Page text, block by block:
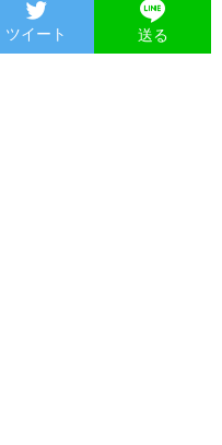
ツイート 送る